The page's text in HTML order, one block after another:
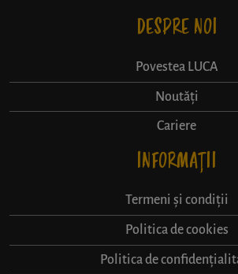
DESPRE NOI
Povestea LUCA
Noutăți
Cariere
INFORMAȚII
Termeni și condiții
Politica de cookies
Politica de